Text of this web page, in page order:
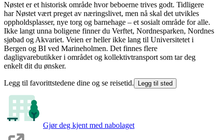
Nøstet er et historisk område hvor beboerne trives godt. Tidligere
har Nøstet vært preget av næringslivet, men nå skal det utvikles
oppholdsplasser, nye torg og barnehage – et sosialt område for alle.
Ikke langt unna boligene finner du Verftet, Nordnesparken, Nordnes
sjøbad og Akvariet. Veien er heller ikke lang til Universitetet i
Bergen og BI ved Marineholmen. Det finnes flere
dagligvarebutikker i området og kollektivtransport som tar deg
enkelt dit du ønsker.
Legg til favorittstedene dine og se reisetid. Legg til sted
Gjør deg kjent med nabolaget